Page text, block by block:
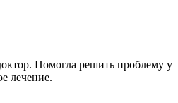
Помогла решить проблему у
лечение.